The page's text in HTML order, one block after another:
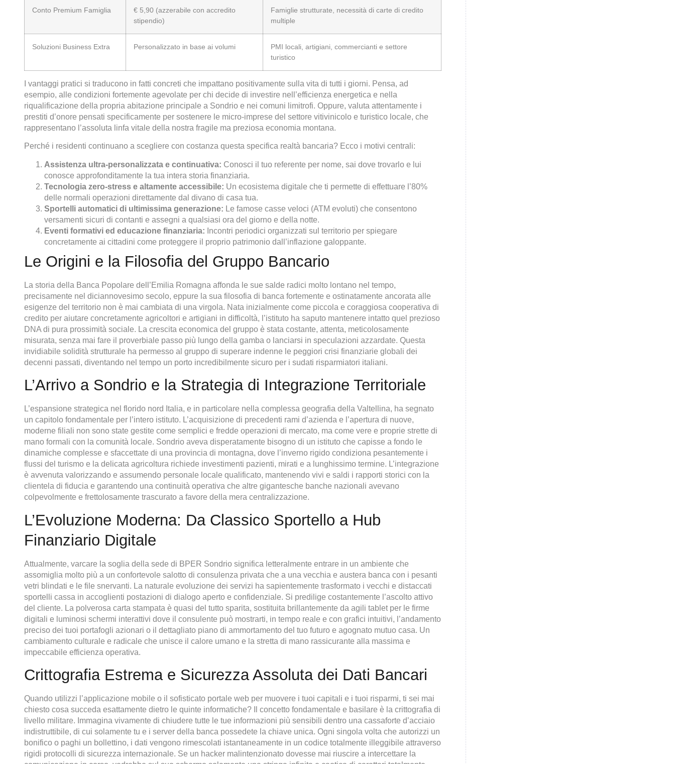
Conto Premium Famiglia
€ 5,90 (azzerabile con accredito
stipendio)
Famiglie strutturate, necessità di carte di credito
multiple
Soluzioni Business Extra Personalizzato in base ai volumi
PMI locali, artigiani, commercianti e settore
turistico
I vantaggi pratici si traducono in fatti concreti che impattano positivamente sulla vita di tutti i giorni. Pensa, ad
esempio, alle condizioni fortemente agevolate per chi decide di investire nell’efficienza energetica e nella
riqualificazione della propria abitazione principale a Sondrio e nei comuni limitrofi. Oppure, valuta attentamente i
prestiti d’onore pensati specificamente per sostenere le micro-imprese del settore vitivinicolo e turistico locale, che
rappresentano l’assoluta linfa vitale della nostra fragile ma preziosa economia montana.
Perché i residenti continuano a scegliere con costanza questa specifica realtà bancaria? Ecco i motivi centrali:
Assistenza ultra-personalizzata e continuativa: Conosci il tuo referente per nome, sai dove trovarlo e lui
conosce approfonditamente la tua intera storia finanziaria.
Tecnologia zero-stress e altamente accessibile: Un ecosistema digitale che ti permette di effettuare l’80%
delle normali operazioni direttamente dal divano di casa tua.
Sportelli automatici di ultimissima generazione: Le famose casse veloci (ATM evoluti) che consentono
versamenti sicuri di contanti e assegni a qualsiasi ora del giorno e della notte.
Eventi formativi ed educazione finanziaria: Incontri periodici organizzati sul territorio per spiegare
concretamente ai cittadini come proteggere il proprio patrimonio dall’inflazione galoppante.
Le Origini e la Filosofia del Gruppo Bancario
La storia della Banca Popolare dell’Emilia Romagna affonda le sue salde radici molto lontano nel tempo,
precisamente nel diciannovesimo secolo, eppure la sua filosofia di banca fortemente e ostinatamente ancorata alle
esigenze del territorio non è mai cambiata di una virgola. Nata inizialmente come piccola e coraggiosa cooperativa di
credito per aiutare concretamente agricoltori e artigiani in difficoltà, l’istituto ha saputo mantenere intatto quel prezioso
DNA di pura prossimità sociale. La crescita economica del gruppo è stata costante, attenta, meticolosamente
misurata, senza mai fare il proverbiale passo più lungo della gamba o lanciarsi in speculazioni azzardate. Questa
invidiabile solidità strutturale ha permesso al gruppo di superare indenne le peggiori crisi finanziarie globali dei
decenni passati, diventando nel tempo un porto incredibilmente sicuro per i sudati risparmiatori italiani.
L’Arrivo a Sondrio e la Strategia di Integrazione Territoriale
L’espansione strategica nel florido nord Italia, e in particolare nella complessa geografia della Valtellina, ha segnato
un capitolo fondamentale per l’intero istituto. L’acquisizione di precedenti rami d’azienda e l’apertura di nuove,
moderne filiali non sono state gestite come semplici e fredde operazioni di mercato, ma come vere e proprie strette di
mano formali con la comunità locale. Sondrio aveva disperatamente bisogno di un istituto che capisse a fondo le
dinamiche complesse e sfaccettate di una provincia di montagna, dove l’inverno rigido condiziona pesantemente i
flussi del turismo e la delicata agricoltura richiede investimenti pazienti, mirati e a lunghissimo termine. L’integrazione
è avvenuta valorizzando e assumendo personale locale qualificato, mantenendo vivi e saldi i rapporti storici con la
clientela di fiducia e garantendo una continuità operativa che altre gigantesche banche nazionali avevano
colpevolmente e frettolosamente trascurato a favore della mera centralizzazione.
L’Evoluzione Moderna: Da Classico Sportello a Hub
Finanziario Digitale
Attualmente, varcare la soglia della sede di BPER Sondrio significa letteralmente entrare in un ambiente che
assomiglia molto più a un confortevole salotto di consulenza privata che a una vecchia e austera banca con i pesanti
vetri blindati e le file snervanti. La naturale evoluzione dei servizi ha sapientemente trasformato i vecchi e distaccati
sportelli cassa in accoglienti postazioni di dialogo aperto e confidenziale. Si predilige costantemente l’ascolto attivo
del cliente. La polverosa carta stampata è quasi del tutto sparita, sostituita brillantemente da agili tablet per le firme
digitali e luminosi schermi interattivi dove il consulente può mostrarti, in tempo reale e con grafici intuitivi, l’andamento
preciso dei tuoi portafogli azionari o il dettagliato piano di ammortamento del tuo futuro e agognato mutuo casa. Un
cambiamento culturale e radicale che unisce il calore umano e la stretta di mano rassicurante alla massima e
impeccabile efficienza operativa.
Crittografia Estrema e Sicurezza Assoluta dei Dati Bancari
Quando utilizzi l’applicazione mobile o il sofisticato portale web per muovere i tuoi capitali e i tuoi risparmi, ti sei mai
chiesto cosa succeda esattamente dietro le quinte informatiche? Il concetto fondamentale e basilare è la crittografia di
livello militare. Immagina vivamente di chiudere tutte le tue informazioni più sensibili dentro una cassaforte d’acciaio
indistruttibile, di cui solamente tu e i server della banca possedete la chiave unica. Ogni singola volta che autorizzi un
bonifico o paghi un bollettino, i dati vengono rimescolati istantaneamente in un codice totalmente illeggibile attraverso
rigidi protocolli di sicurezza internazionale. Se un hacker malintenzionato dovesse mai riuscire a intercettare la